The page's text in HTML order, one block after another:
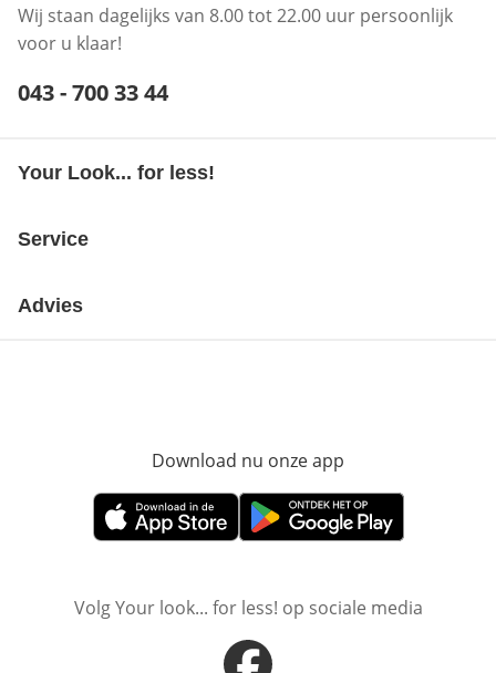
Wij staan dagelijks van 8.00 tot 22.00 uur persoonlijk
voor u klaar!
Telefoonnummer:
043 - 700 33 44
Your Look... for less!
Service
Advies
Download nu onze app
Opent in nieuw vensterOpent in nieuw venster
Volg Your look... for less! op sociale media